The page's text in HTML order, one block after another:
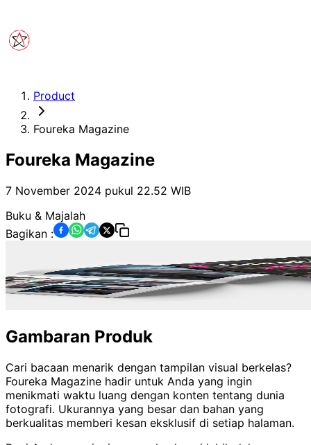
Product
Foureka Magazine
Foureka Magazine
7 November 2024 pukul 22.52 WIB
Buku & Majalah
Bagikan :
Gambaran Produk
Cari bacaan menarik dengan tampilan visual berkelas?
Foureka Magazine hadir untuk Anda yang ingin
menikmati waktu luang dengan konten tentang dunia
fotografi. Ukurannya yang besar dan bahan yang
berkualitas memberi kesan eksklusif di setiap halaman.